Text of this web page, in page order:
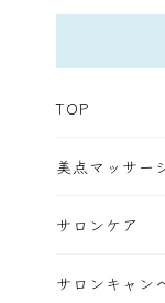
TOP
美点マッサー
サロンケア
サロンキャン